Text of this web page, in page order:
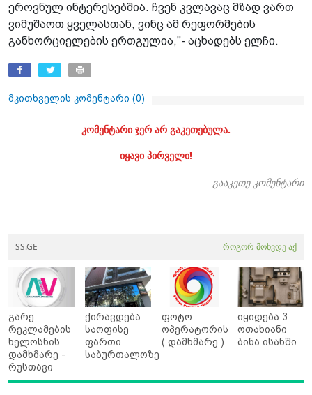
ეროვნულ ინტერესებშია. ჩვენ კვლავაც მზად ვართ
ვიმუშაოთ ყველასთან, ვინც ამ რეფორმების
განხორციელების ერთგულია,"- აცხადებს ელჩი.
მკითხველის კომენტარი (0)
კომენტარი ჯერ არ გაკეთებულა.
იყავი პირველი!
გააკეთე კომენტარი
SS.GE როგორ მოხვდე აქ
გარე
რეკლამების
ხელოსნის
დამხმარე -
რუსთავი
ქირავდება
საოფისე
ფართი
საბურთალოზე
ფოტო
ოპერატორის
( დამხმარე )
იყიდება 3
ოთახიანი
ბინა ისანში